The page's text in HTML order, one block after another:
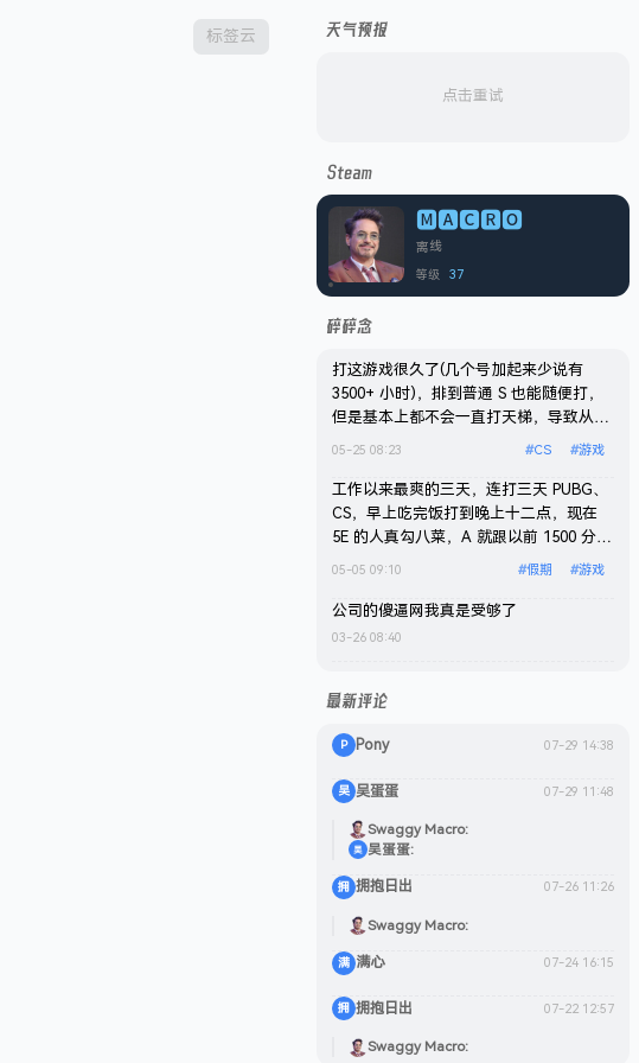
标签云 天气预报
点击重试
Steam
🅼🅰🅲🆁🅾
离线
等级 37
碎碎念
打这游戏很久了(几个号加起来少说有
3500+ 小时)，排到普通 S 也能随便打，
但是基本上都不会一直打天梯，导致从来
没上过 S，状态最好的时候还是以前自建
了个 S，总共打了 32 场，从来没有一个
赛季打过这么多把天梯，前 20 场基本上
都是连胜，到最后差 30 分的时候，5E
elo 机制发力了，本来只需要再打 1 把，
到晚上)，我操你妈，Rating 也从 1.7 掉
到 1.44。下赛季有时间再去完美上个 S。
状态、精力确实是不如从前了，需要时刻
不从心，特别是下班之后再打，太地狱
05-25 08:23 #CS #游戏
工作以来最爽的三天，连打三天 PUBG、
CS，早上吃完饭打到晚上十二点，现在
5E 的人真勾八菜，A 就跟以前 1500 分一
样，炸的真爽。不过确实水平是回不到从
05-05 09:10 #假期 #游戏
公司的傻逼网我真是受够了
03-26 08:40
最新评论
P Pony 07-29 14:38
吴 吴蛋蛋 07-29 11:48
Swaggy Macro
吴 吴蛋蛋
拥 拥抱日出 07-26 11:26
Swaggy Macro
满 满心 07-24 16:15
拥 拥抱日出 07-22 12:57
Swaggy Macro